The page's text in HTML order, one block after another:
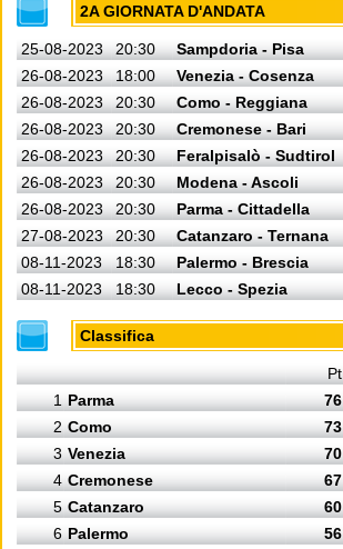
2A GIORNATA D'ANDATA
25-08-2023 20:30
Sampdoria - Pisa
26-08-2023
18:00
Venezia - Cosenza
26-08-2023
20:30
Como - Reggiana
26-08-2023
20:30
Cremonese - Bari
26-08-2023
20:30
Feralpisalò - Sudtirol
26-08-2023
20:30
Modena - Ascoli
26-08-2023
20:30
Parma - Cittadella
27-08-2023
20:30
Catanzaro - Ternana
08-11-2023
18:30
Palermo - Brescia
08-11-2023
18:30 Lecco - Spezia
Classifica
Pt
1 Parma 76
2 Como 73
3 Venezia 70
4 Cremonese 67
5 Catanzaro 60
6 Palermo 56